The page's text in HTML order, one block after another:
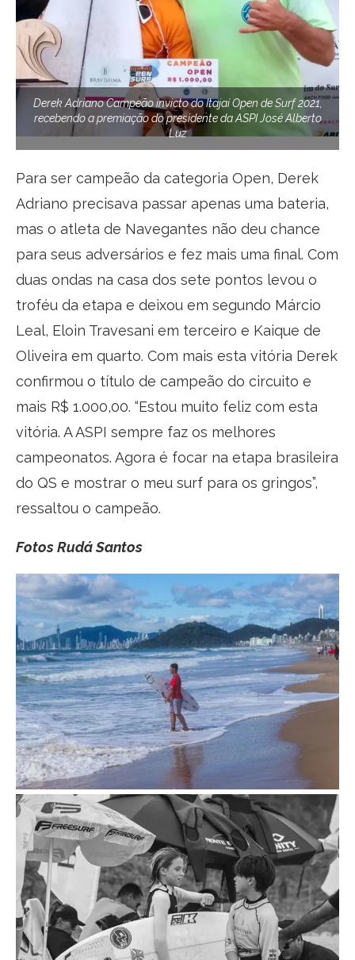
Derek Adriano Campeão invicto do Itajaí Open de Surf 2021,
recebendo a premiação do presidente da ASPI José Alberto
Luz
Para ser campeão da categoria Open, Derek
Adriano precisava passar apenas uma bateria,
mas o atleta de Navegantes não deu chance
para seus adversários e fez mais uma final. Com
duas ondas na casa dos sete pontos levou o
troféu da etapa e deixou em segundo Márcio
Leal, Eloin Travesani em terceiro e Kaique de
Oliveira em quarto. Com mais esta vitória Derek
confirmou o título de campeão do circuito e
mais R$ 1.000,00. “Estou muito feliz com esta
vitória. A ASPI sempre faz os melhores
campeonatos. Agora é focar na etapa brasileira
do QS e mostrar o meu surf para os gringos”,
ressaltou o campeão.
Fotos Rudá Santos